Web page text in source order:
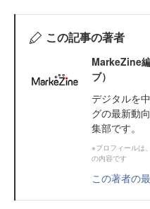
この記事の著者
MarkeZine
ブ）
デジタルを
グの最新動
集部です。
※プロフィールは
の内容です
この著者の